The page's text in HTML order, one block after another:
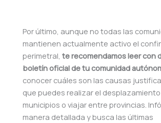
Por último, aunque no todas las
mantienen actualmente activo el
perimetral, te recomendamos leer con
boletín oficial de tu comunidad
conocer cuáles son las causas
que puedes realizar el
municipios o viajar entre provincias.
manera detallada y busca las últimas